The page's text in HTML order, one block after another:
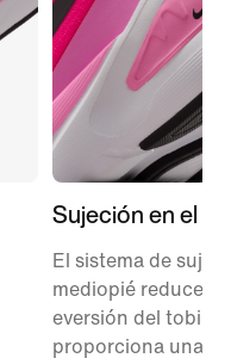
Sujeción en el
El sistema de
mediopié reduce el
eversión del tobillo
proporciona una